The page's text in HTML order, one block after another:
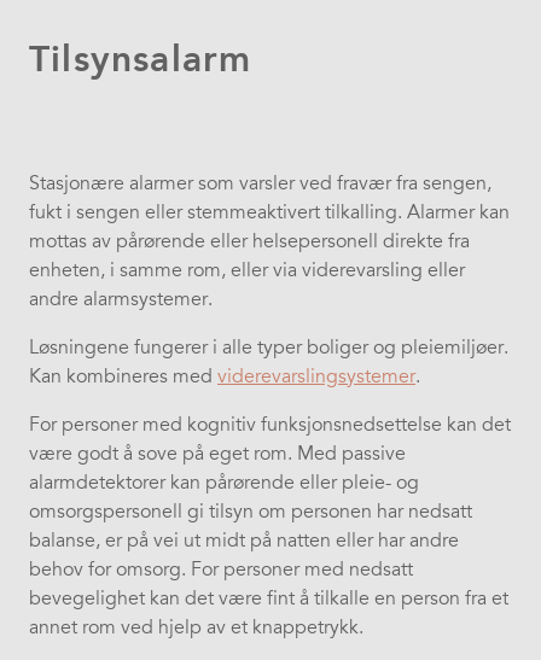
Tilsynsalarm
Stasjonære alarmer som varsler ved fravær fra sengen,
fukt i sengen eller stemmeaktivert tilkalling. Alarmer kan
mottas av pårørende eller helsepersonell direkte fra
enheten, i samme rom, eller via viderevarsling eller
andre alarmsystemer.
Løsningene fungerer i alle typer boliger og pleiemiljøer.
Kan kombineres med viderevarslingsystemer.
For personer med kognitiv funksjonsnedsettelse kan det
være godt å sove på eget rom. ​Med passive
alarmdetektorer kan pårørende eller pleie- og
omsorgspersonell gi tilsyn om personen har nedsatt
balanse, er på vei ut midt på natten eller har andre
behov for omsorg. ​For personer med nedsatt
bevegelighet kan det være fint å tilkalle en person fra et
annet rom ved hjelp av et knappetrykk.